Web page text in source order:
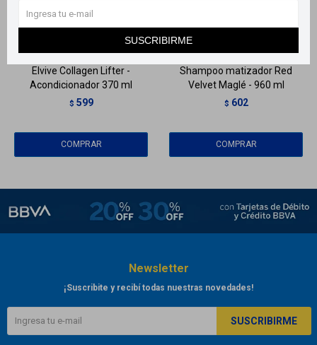
SUSCRIBIRME
LlegaEL LUNES
Elvive Collagen Lifter -
Acondicionador 370 ml
$ 599
Shampoo matizador Red
Velvet Maglé - 960 ml
$ 602
Newsletter
¡Suscribite y recibí todas nuestras novedades!
SUSCRIBIRME